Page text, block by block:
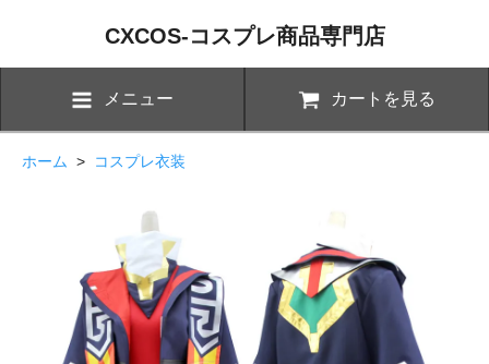
CXCOS-コスプレ商品専門店
メニュー カートを見る
ホーム > コスプレ衣装